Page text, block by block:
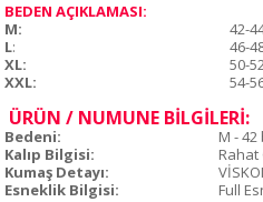
BEDEN AÇIKLAMASI:
M:
42-
L:
46-
XL:
50-
XXL:
54-
ÜRÜN / NUMUNE BİLGİLERİ:
Bedeni:
M -
Kalıp Bilgisi:
Rahat
Kumaş Detayı:
Esneklik Bilgisi:
Full